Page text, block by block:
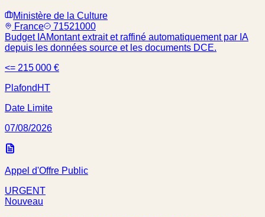
Ministère de la Culture
France
71521000
Budget IAMontant extrait et raffiné automatiquement par IA
depuis les données source et les documents DCE.
<= 215 000 €
Plafond HT
Date Limite
07/08/2026
Appel d'Offre Public
URGENT
Nouveau